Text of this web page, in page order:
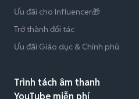
Ưu đãi cho Influencer🎁
Trở thành đối tác
Ưu đãi Giáo dục & Chính phủ
Trình tách âm thanh
YouTube miễn phí